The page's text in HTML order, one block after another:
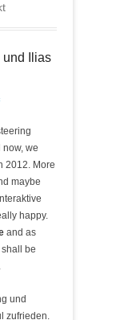
und Ilias
now, we
2012. More
maybe
happy.
and as
be
.
und
zufrieden.